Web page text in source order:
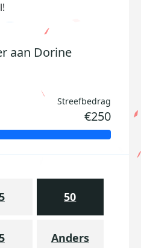
aan Dorine
Streefbedrag
€250
50
Anders